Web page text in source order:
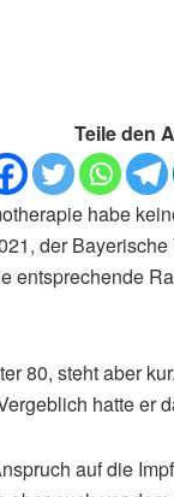
Teile den
habe
der
entsprechende
80, steht aber
hatte er
auf die